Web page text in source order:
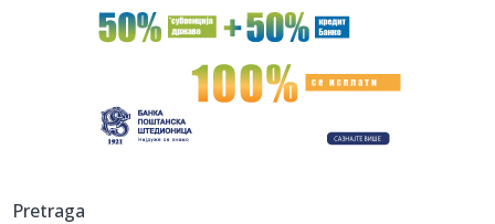
19:51:Nisu obični pacovi: Ove životinje otkrivaju mine i pronalaze
Madona i Kajli Minog konačno snimile duet: Poslušajte
19:51:Dunav na rekordno niskom nivou: Brodovi zapeli, pojavili
Amerike "zar...
Pretraga